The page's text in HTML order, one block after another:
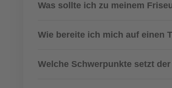
Was sollte ich zu meinem
Wie bereite ich mich auf einen
Welche Schwerpunkte setzt